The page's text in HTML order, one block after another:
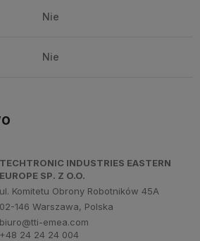
Nie
Nie
TECHTRONIC INDUSTRIES EASTERN
EUROPE SP. Z O.O.
ul. Komitetu Obrony Robotników 45A
02-146 Warszawa, Polska
biuro@tti-emea.com
+48 24 24 24 004